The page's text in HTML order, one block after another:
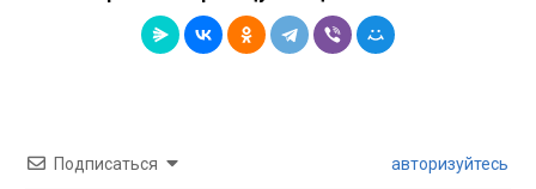
Подписаться авторизуйтесь